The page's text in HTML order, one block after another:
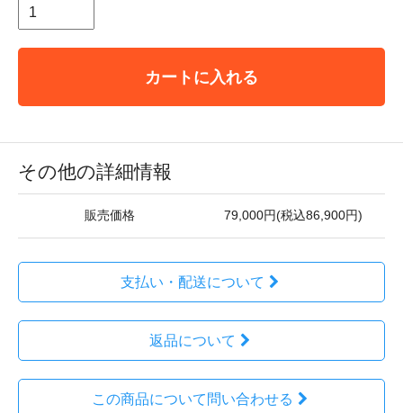
カートに入れる
その他の詳細情報
販売価格 79,000円(税込86,900円)
支払い・配送について
返品について
この商品について問い合わせる